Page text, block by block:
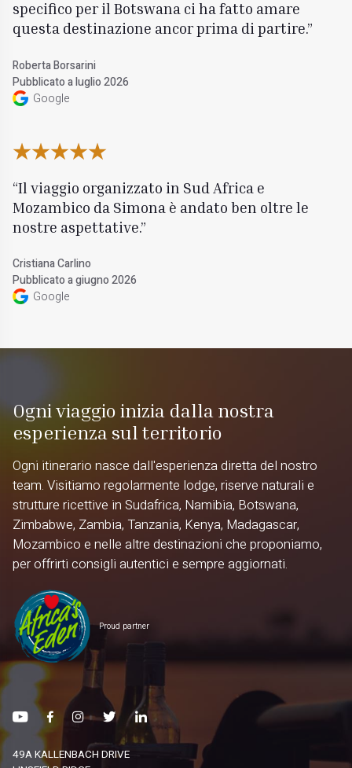
specifico per il Botswana ci ha fatto amare
questa destinazione ancor prima di partire.
Roberta Borsarini
Pubblicato a luglio 2026
Google
Il viaggio organizzato in Sud Africa e
Mozambico da Simona è andato ben oltre le
nostre aspettative.
Cristiana Carlino
Pubblicato a giugno 2026
Google
Ogni viaggio inizia dalla nostra
esperienza sul territorio
Ogni itinerario nasce dall'esperienza diretta del nostro
team. Visitiamo regolarmente lodge, riserve naturali e
strutture ricettive in Sudafrica, Namibia, Botswana,
Zimbabwe, Zambia, Tanzania, Kenya, Madagascar,
Mozambico e nelle altre destinazioni che proponiamo,
per offrirti consigli autentici e sempre aggiornati.
Proud partner
49A KALLENBACH DRIVE